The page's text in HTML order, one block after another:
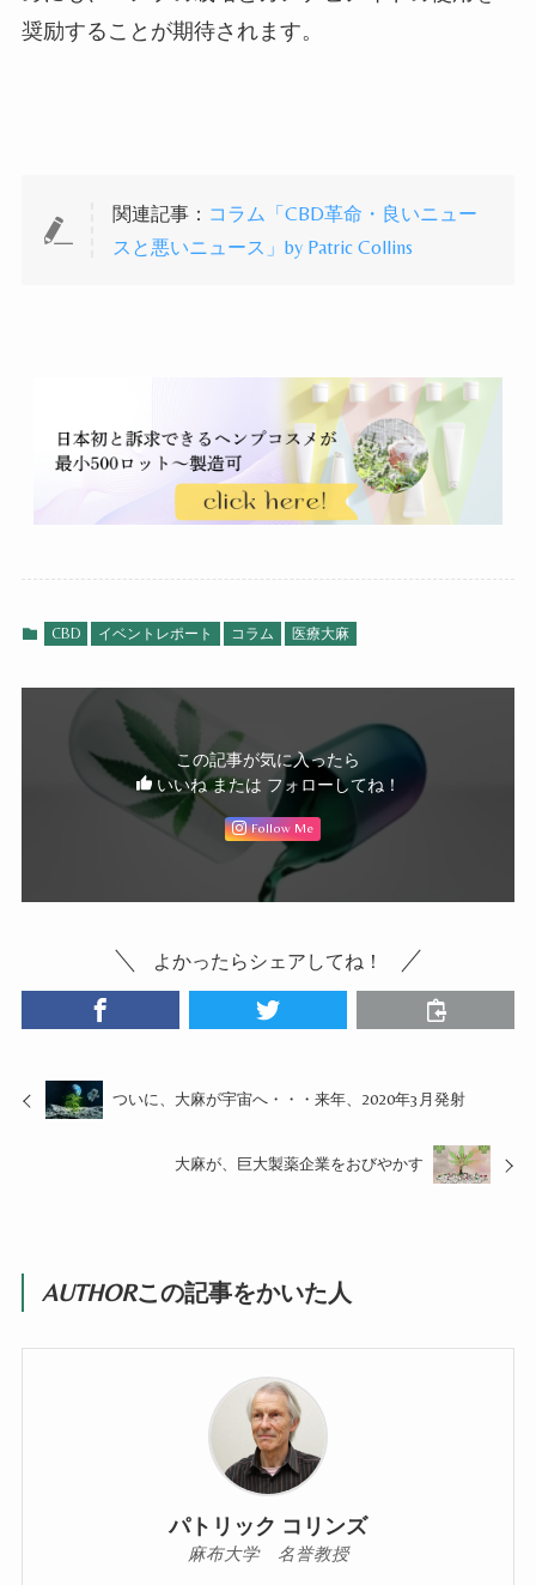
奨励することが期待されます。
関連記事： コラム「CBD革命・良いニュー
スと悪いニュース」by Patric Collins
CBD イベントレポート コラム 医療大麻
この記事が気に入ったら
いいね または フォローしてね！
Follow Me
よかったらシェアしてね！
ついに、大麻が宇宙へ・・・来年、2020年3月発射
大麻が、巨大製薬企業をおびやかす
AUTHORこの記事をかいた人
パトリック コリンズ
麻布大学 名誉教授